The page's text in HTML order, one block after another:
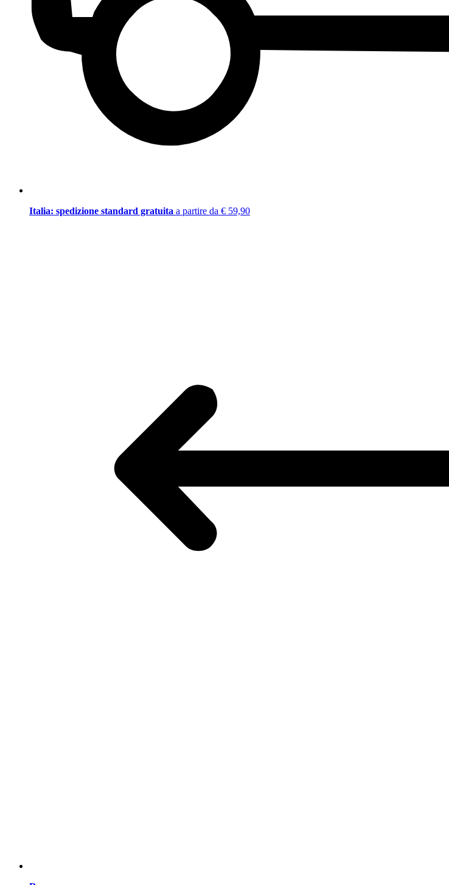
Italia: spedizione standard gratuita a partire da € 59,90